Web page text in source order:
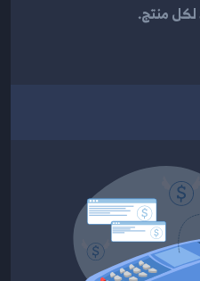
منتج.